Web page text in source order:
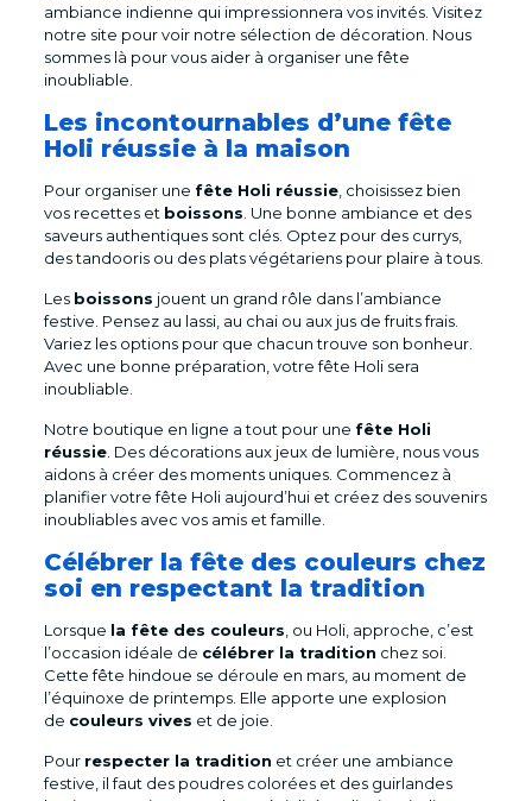
ambiance indienne qui impressionnera vos invités. Visitez
notre site pour voir notre sélection de décoration. Nous
sommes là pour vous aider à organiser une fête
inoubliable.
Les incontournables d’une fête
Holi réussie à la maison
Pour organiser une fête Holi réussie, choisissez bien
vos recettes et boissons . Une bonne ambiance et des
saveurs authentiques sont clés. Optez pour des currys,
des tandooris ou des plats végétariens pour plaire à tous.
Les boissons jouent un grand rôle dans l’ambiance
festive. Pensez au lassi, au chai ou aux jus de fruits frais.
Variez les options pour que chacun trouve son bonheur.
Avec une bonne préparation, votre fête Holi sera
inoubliable.
Notre boutique en ligne a tout pour une fête Holi
réussie. Des décorations aux jeux de lumière, nous vous
aidons à créer des moments uniques. Commencez à
planifier votre fête Holi aujourd’hui et créez des souvenirs
inoubliables avec vos amis et famille.
Célébrer la fête des couleurs chez
soi en respectant la tradition
Lorsque la fête des couleurs , ou Holi, approche, c’est
l’occasion idéale de célébrer la tradition chez soi.
Cette fête hindoue se déroule en mars, au moment de
l’équinoxe de printemps. Elle apporte une explosion
de couleurs vives et de joie.
Pour respecter la tradition et créer une ambiance
festive, il faut des poudres colorées et des guirlandes